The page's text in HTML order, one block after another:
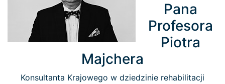
Pana
Profesora
Piotra
Majchera
Konsultanta Krajowego w dziedzinie rehabilitacji